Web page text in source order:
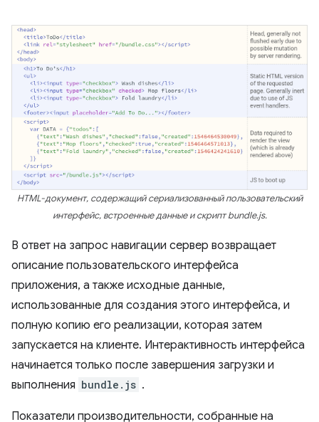
HTML-документ, содержащий сериализованный пользовательский
интерфейс, встроенные данные и скрипт bundle.js.
В ответ на запрос навигации сервер возвращает
описание пользовательского интерфейса
приложения, а также исходные данные,
использованные для создания этого интерфейса, и
полную копию его реализации, которая затем
запускается на клиенте. Интерактивность интерфейса
начинается только после завершения загрузки и
выполнения bundle.js .
Показатели производительности, собранные на